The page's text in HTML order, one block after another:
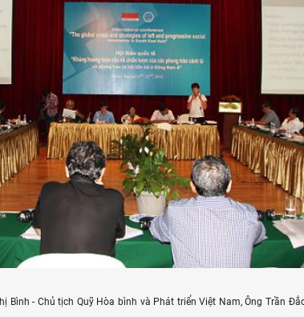
Bình - Chủ tịch Quỹ Hòa bình và Phát triển Việt Nam, Ông Trần